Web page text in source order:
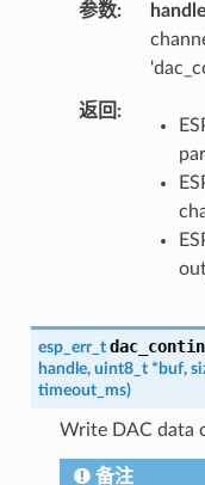
参数 handle
返回
esp_err_t
handle, uint8_t * buf,
timeout_ms)
Write DAC data
备注